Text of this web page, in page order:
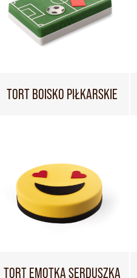
TORT BOISKO PIŁKARSKIE
TORT EMOTKA SERDUSZKA